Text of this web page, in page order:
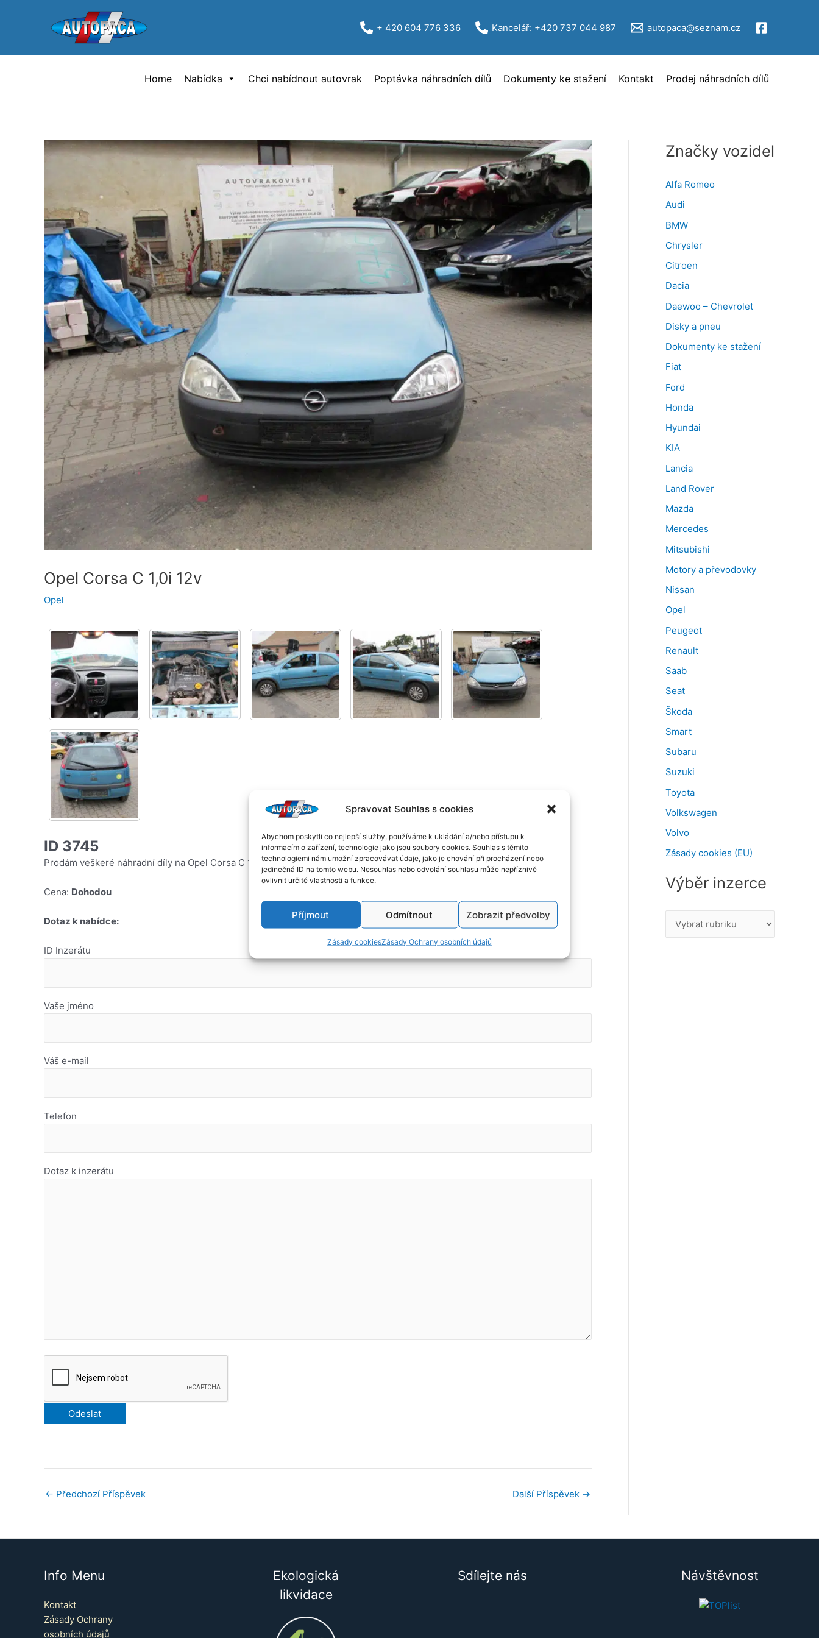
Spravovat Souhlas s cookies
Abychom poskytli co nejlepší služby, používáme k ukládání a/nebo přístupu k
informacím o zařízení, technologie jako jsou soubory cookies. Souhlas s těmito
technologiemi nám umožní zpracovávat údaje, jako je chování při procházení nebo
jedinečná ID na tomto webu. Nesouhlas nebo odvolání souhlasu může nepříznivě
ovlivnit určité vlastnosti a funkce.
Příjmout Odmítnout Zobrazit předvolby
Zásady cookiesZásady Ochrany osobních údajů
+ 420 604 776 336 Kancelář: +420 737 044 987 autopaca@seznam.cz
Home Nabídka Chci nabídnout autovrak Poptávka náhradních dílů Dokumenty ke stažení Kontakt Prodej náhradních dílů
Opel Corsa C 1,0i 12v
Opel
ID 3745
Prodám veškeré náhradní díly na Opel Corsa C 1,0i 12v, r.v. 2000, kód motoru: Z10XE (43kw)
Cena: Dohodou
Dotaz k nabídce:
ID Inzerátu
Vaše jméno
Váš e-mail
Telefon
Dotaz k inzerátu
← Předchozí Příspěvek Další Příspěvek →
Značky vozidel
Alfa Romeo
Audi
BMW
Chrysler
Citroen
Dacia
Daewoo – Chevrolet
Disky a pneu
Dokumenty ke stažení
Fiat
Ford
Honda
Hyundai
KIA
Lancia
Land Rover
Mazda
Mercedes
Mitsubishi
Motory a převodovky
Nissan
Opel
Peugeot
Renault
Saab
Seat
Škoda
Smart
Subaru
Suzuki
Toyota
Volkswagen
Volvo
Zásady cookies (EU)
Výběr inzerce
ý
r
e
c
e
Info Menu
Kontakt
Zásady Ochrany
osobních údajů
Ekologická
likvidace
Sdílejte nás Návštěvnost